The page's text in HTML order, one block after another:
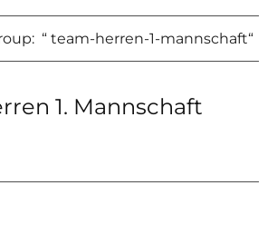
team-herren-1-mannschaft
1. Mannschaft